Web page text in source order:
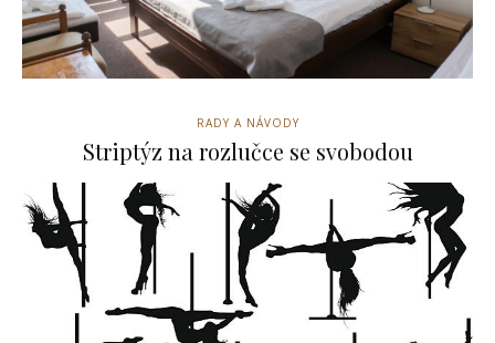
RADY A NÁVODY
Striptýz na rozlučce se svobodou